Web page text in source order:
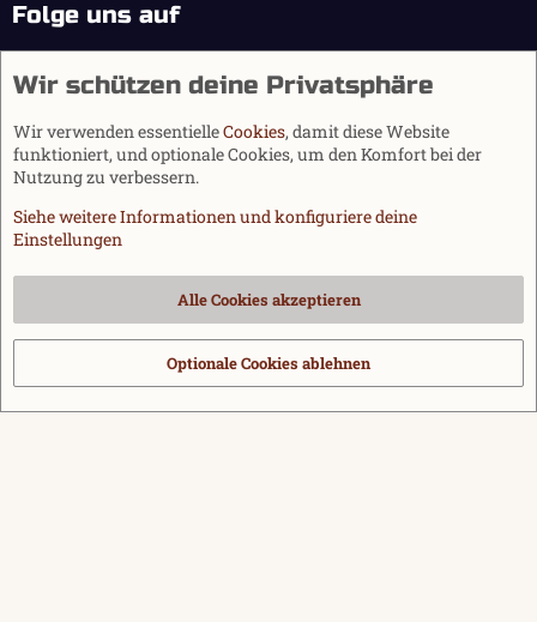
Folge uns auf
Cookies
Datenschutz
Hilfe und Impressum
Start
S
Community platform by XenForo® © 2010-2026 XenForo Ltd.
via s9e/MediaSites
Wir schützen deine Privatsphäre
Wir verwenden essentielleCookies, damit diese Website
funktioniert, und optionale Cookies, um den Komfort bei der
Nutzung zu verbessern.
Siehe weitere Informationen und konfiguriere deine
Einstellungen
Alle Cookies akzeptieren
Optionale Cookies ablehnen